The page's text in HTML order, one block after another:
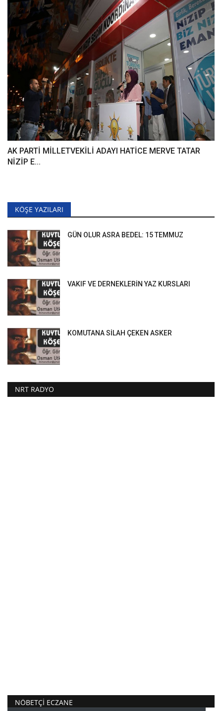
AK PARTİ MİLLETVEKİLİ ADAYI HATİCE MERVE TATAR
NİZİP E...
KÖŞE YAZILARI
GÜN OLUR ASRA BEDEL: 15 TEMMUZ
VAKIF VE DERNEKLERİN YAZ KURSLARI
KOMUTANA SİLAH ÇEKEN ASKER
NRT RADYO
NÖBETÇI ECZANE